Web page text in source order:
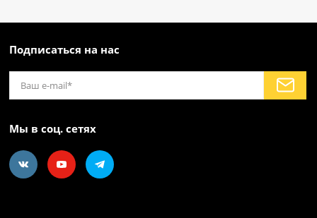
Подписаться на нас
Мы в соц. сетях